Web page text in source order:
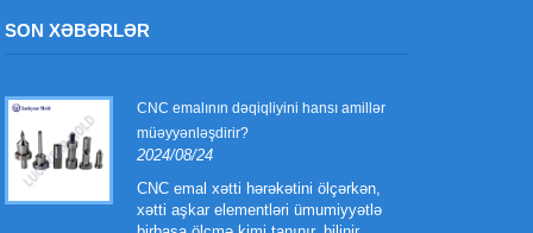
SON XƏBƏRLƏR
CNC emalının dəqiqliyini hansı amillər
müəyyənləşdirir?
2024/08/24
CNC emal xətti hərəkətini ölçərkən,
xətti aşkar elementləri ümumiyyətlə